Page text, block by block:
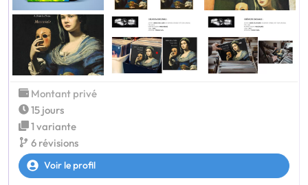
Montant privé
15 jours
1 variante
6 révisions
Voir le profil